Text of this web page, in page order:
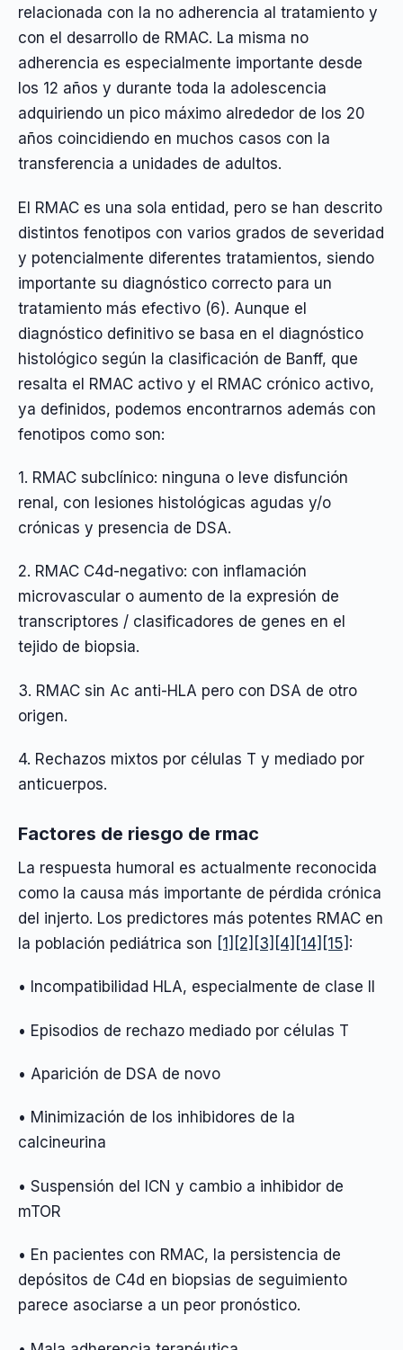
relacionada con la no adherencia al tratamiento y
con el desarrollo de RMAC. La misma no
adherencia es especialmente importante desde
los 12 años y durante toda la adolescencia
adquiriendo un pico máximo alrededor de los 20
años coincidiendo en muchos casos con la
transferencia a unidades de adultos.
El RMAC es una sola entidad, pero se han descrito
distintos fenotipos con varios grados de severidad
y potencialmente diferentes tratamientos, siendo
importante su diagnóstico correcto para un
tratamiento más efectivo (6). Aunque el
diagnóstico definitivo se basa en el diagnóstico
histológico según la clasificación de Banff, que
resalta el RMAC activo y el RMAC crónico activo,
ya definidos, podemos encontrarnos además con
fenotipos como son:
1. RMAC subclínico: ninguna o leve disfunción
renal, con lesiones histológicas agudas y/o
crónicas y presencia de DSA.
2. RMAC C4d-negativo: con inflamación
microvascular o aumento de la expresión de
transcriptores / clasificadores de genes en el
tejido de biopsia.
3. RMAC sin Ac anti-HLA pero con DSA de otro
origen.
4. Rechazos mixtos por células T y mediado por
anticuerpos.
Factores de riesgo de rmac
La respuesta humoral es actualmente reconocida
como la causa más importante de pérdida crónica
del injerto. Los predictores más potentes RMAC en
la población pediátrica son [1] [2] [3] [4] [14] [15] :
• Incompatibilidad HLA, especialmente de clase II
• Episodios de rechazo mediado por células T
• Aparición de DSA de novo
• Minimización de los inhibidores de la
calcineurina
• Suspensión del ICN y cambio a inhibidor de
mTOR
• En pacientes con RMAC, la persistencia de
depósitos de C4d en biopsias de seguimiento
parece asociarse a un peor pronóstico.